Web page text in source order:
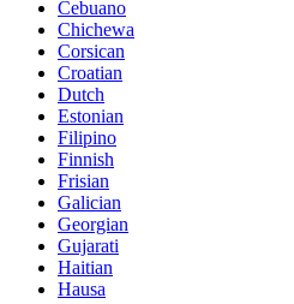
Cebuano
Chichewa
Corsican
Croatian
Dutch
Estonian
Filipino
Finnish
Frisian
Galician
Georgian
Gujarati
Haitian
Hausa